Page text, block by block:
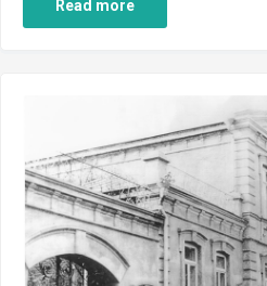
Read more